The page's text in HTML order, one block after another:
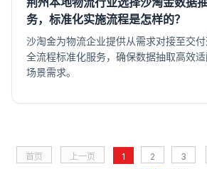
务，标准化实施流程是怎样的？
沙淘金为物流企业提供从需求对接至交
全流程标准化服务，确保数据抽取高效
场景需求。
首页 上一页 1 2 3